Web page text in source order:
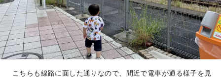
こちらも線路に面した通りなので、間近で電車が通る様子を見